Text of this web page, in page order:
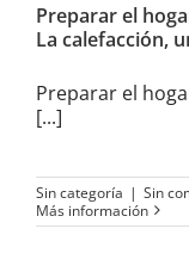
Preparar el
La calefacción,
Preparar el
[...]
Sin categoría | Sin
Más información